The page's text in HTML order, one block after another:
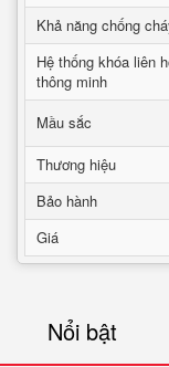
Khả năng chống
Hệ thống khóa liên
thông minh
Mầu sắc
Thương hiệu
Bảo hành
Giá
Nổi bật